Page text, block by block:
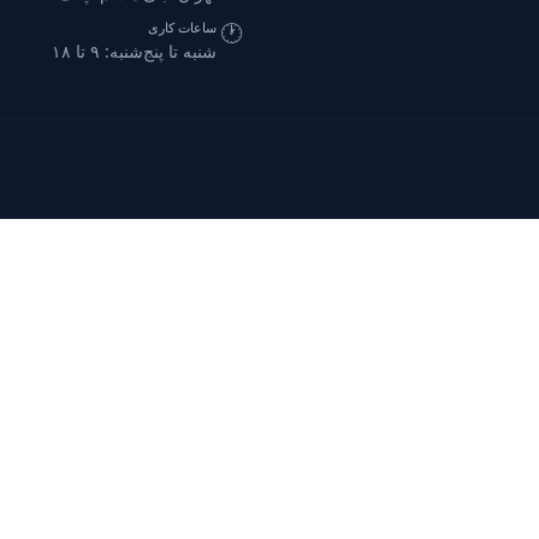
🕐 ساعات کاری
شنبه تا پنج‌شنبه: ۹ تا ۱۸